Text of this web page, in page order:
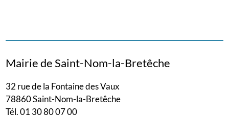
Mairie de Saint-Nom-la-Bretêche
32 rue de la Fontaine des Vaux
78860 Saint-Nom-la-Bretêche
Tél. 01 30 80 07 00